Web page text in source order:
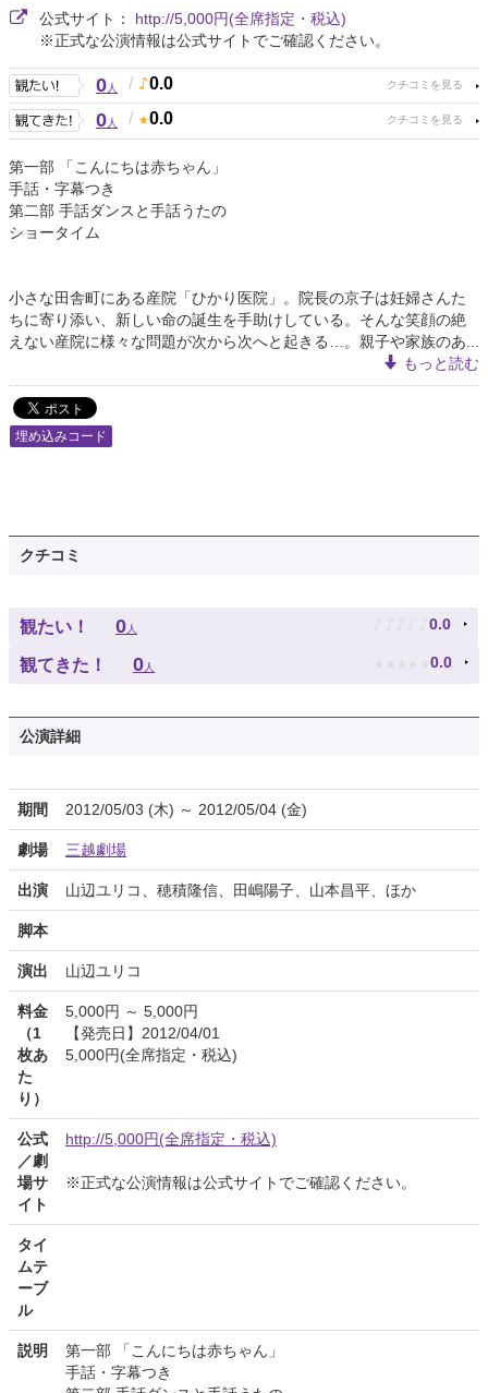
公式サイト： http://5,000円(全席指定・税込)
※正式な公演情報は公式サイトでご確認ください。
0人 / 0.0
0人 / 0.0
第一部 「こんにちは赤ちゃん」
手話・字幕つき
第二部 手話ダンスと手話うたの
ショータイム
小さな田舎町にある産院「ひかり医院」。院長の京子は妊婦さんた
ちに寄り添い、新しい命の誕生を手助けしている。そんな笑顔の絶
えない産院に様々な問題が次から次へと起きる…。親子や家族のあ...
もっと読む
埋め込みコード
クチコミ
観たい！ 0人 ♪ ♪ ♪ ♪ ♪ 0.0
観てきた！ 0人 ★ ★ ★ ★ ★ 0.0
公演詳細
期間 2012/05/03 (木) ～ 2012/05/04 (金)
劇場 三越劇場
出演 山辺ユリコ、穂積隆信、田嶋陽子、山本昌平、ほか
脚本
演出 山辺ユリコ
料金
（1
枚あ
た
り）
5,000円 ～ 5,000円
【発売日】2012/04/01
5,000円(全席指定・税込)
公式
／劇
場サ
イト
http://5,000円(全席指定・税込)
※正式な公演情報は公式サイトでご確認ください。
タイ
ムテ
ーブ
ル
説明
第一部 「こんにちは赤ちゃん」
手話・字幕つき